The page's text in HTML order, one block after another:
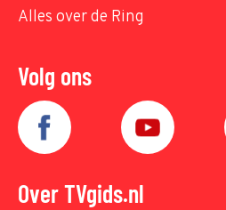
Alles over de Ring
Volg ons
Over TVgids.nl